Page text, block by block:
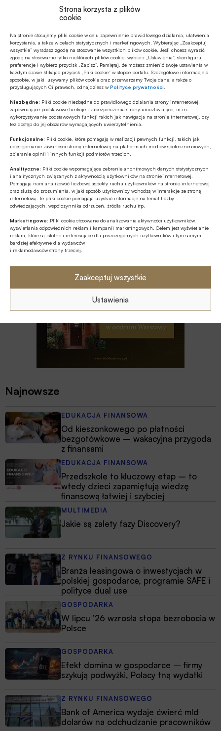
Strona korzysta z plików
cookie
Na stronie stosujemy pliki cookie w celu zapewnienie prawidłowego działania, ułatwienia
korzystania, a także w celach statystycznych i marketingowych. Wybierając „Zaakceptuj
wszystkie” wyrażasz zgodę na stosowanie wszystkich plików cookie. Jeśli chcesz wyrazić
zgodę na stosowanie tylko niektórych plików cookie, wybierz „Ustawienia”, skonfiguruj
preferencje i wybierz przycisk „Zapisz”. Pamiętaj, że możesz zmienić swoje ustawienia w
każdym czasie klikając przycisk „Pliki cookie” w stopce portalu. Szczegółowe informacje o
sposobie, w jaki używamy plików cookie oraz przetwarzamy Twoje dane, a także o
przysługujących Ci prawach, odnajdziesz wPolityce prywatności
Niezbędne: Pliki cookie niezbędne do prawidłowego działania strony internetowej,
zapewniające podstawowe funkcje i zabezpieczenia strony umożliwiające, m.in.
wykorzystywanie podstawowych funkcji takich jak nawigacja na stronie internetowej, czy
tez dostęp do jej obszarów wymagających uwierzytelnienia.
Funkcjonalne: Pliki cookie, które pomagają w realizacji pewnych funkcji, takich jak
udostępnianie zawartości strony internetowej na platformach mediów społecznościowych,
zbieranie opinii i innych funkcji podmiotów trzecich.
Analityczne: Pliki cookie wspomagające zebranie anonimowych danych statystycznych
i analitycznych związanych z aktywnością użytkowników na stronie internetowej.
Pomagają nam analizować liczbowe aspekty ruchu użytkowników na stronie internetowej
oraz służą do zrozumienia, w jaki sposób użytkownicy wchodzą w interakcje ze stroną
internetową. Te pliki cookie pomagają uzyskać informacje na temat liczby
odwiedzających, współczynnika odrzuceń, źródła ruchu itp.
Marketingowe: Pliki cookie stosowane do analizowania aktywności użytkowników,
wyświetlania odpowiednich reklam i kampanii marketingowych. Celem jest wyświetlanie
reklam, które są istotne i interesujące dla poszczególnych użytkowników i tym samym
bardziej efektywne dla wydawców
i reklamodawców strony trzeciej.
Zaakceptuj wszystkie
Ustawienia
Polecamy
MULTIMEDIA
Banki mogą bezpośrednio finansować
przemysł zbrojeniowy
ESG
Zielone remonty odrębnym, masowym
segmentem rynku finansowania
bankowego?
PKO BP o nowych zasadach
ustawowych w sprawach frankowych
MULTIMEDIA
Na czym polega faza Discovery?
Najnowsze
EDUKACJA FINANSOWA
Od kieszonkowego po płatności
bezgotówkowe – wakacyjna przygoda
z finansami
EDUKACJA FINANSOWA
Przedszkole to kluczowy etap – to
wtedy dzieci zapamiętują wiedzę
finansową łatwiej i szybciej
MULTIMEDIA
Jakie są zalety fazy Discovery?
Z RYNKU FINANSOWEGO
Branża leasingowa o inwestycjach w
polskiej gospodarce, programie SAFE i
polityce dual use
GOSPODARKA
W lipcu ’26 wzrosła stopa bezrobocia w
Polsce
GOSPODARKA
Efekt domina w gospodarce – firmy
szykują podwyżki, Polacy tną wydatki
Z RYNKU FINANSOWEGO
Bank of America wydaje ćwierć mld
dolarów na odchudzanie pracowników